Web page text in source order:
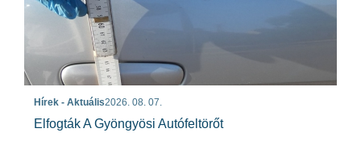
Hírek - Aktuális2026. 08. 07.
Elfogták A Gyöngyösi Autófeltörőt